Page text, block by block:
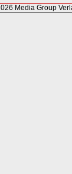
Media Group